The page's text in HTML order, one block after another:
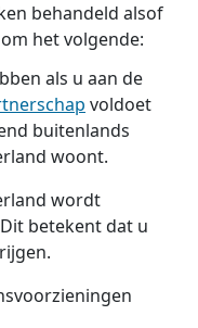
behandeld alsof
het volgende:
als u aan de
voldoet
buitenlands
woont.
wordt
betekent dat u